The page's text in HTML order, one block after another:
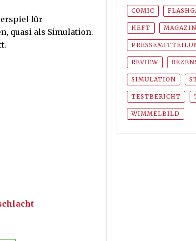
für
quasi als Simulation.
COMIC
HEFT MAGAZIN
REVIEW
SIMULATION
TESTBERICHT
WIMMELBILD